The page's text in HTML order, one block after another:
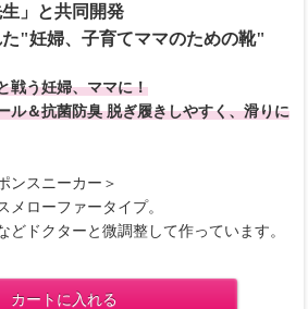
」と共同開発
"妊婦、子育てママのための靴"
戦う妊婦、ママに！
ル＆抗菌防臭 脱ぎ履きしやすく、滑りに
ンスニーカー＞
メローファータイプ。
どドクターと微調整して作っています。
カートに入れる